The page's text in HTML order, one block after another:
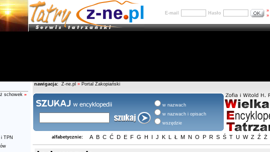
E-mail Hasło »
»
schowek »
TPN
nawigacja: Z-ne.pl » Portal Zakopiański
w nazwach
w nazwach i opisach
wszędzie
alfabetycznie: A B C Ć D E F G H I J K L Ł M N O P R S Ś T U W Z Ź Ż